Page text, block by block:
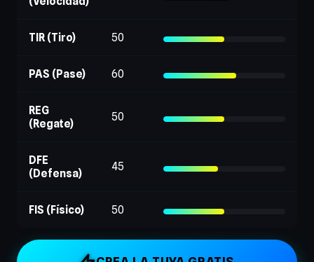
TIR (Tiro) 50
PAS (Pase) 60
REG
(Regate)
50
DFE
(Defensa)
45
FIS (Físico) 50